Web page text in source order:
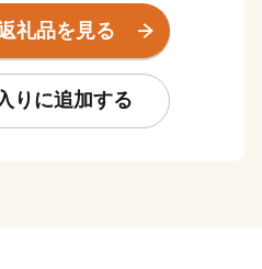
奇岩・怪石の雄大な自然美に
および枯木灘県立自然公園の
平均気温17℃前後と気候は
礼品を見る
りに追加する